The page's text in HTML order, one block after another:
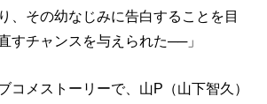
、その幼なじみに告白することを目
すチャンスを与えられた──」
コメストーリーで、山P（山下智久）